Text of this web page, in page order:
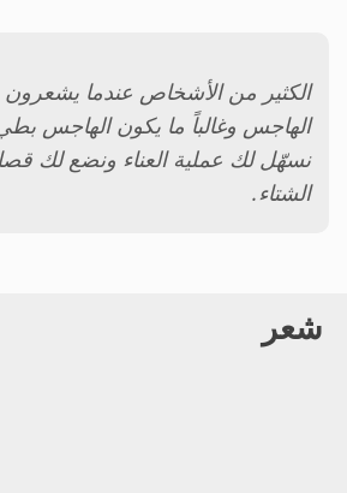
الكثير من الأشخاص عندما يشعرون
الهاجس وغالباً ما يكون الهاجس
نسهّل لك عملية العناء ونضع لك
الشتاء.
شعر